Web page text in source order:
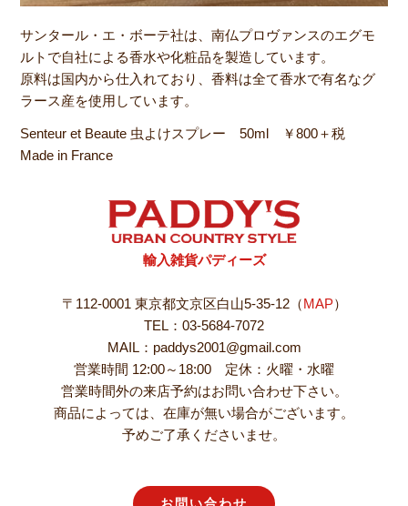
サンタール・エ・ボーテ社は、南仏プロヴァンスのエグモ
ルトで自社による香水や化粧品を製造しています。
原料は国内から仕入れており、香料は全て香水で有名なグ
ラース産を使用しています。
Senteur et Beaute 虫よけスプレー 50ml ￥800＋税
Made in France
輸入雑貨パディーズ
〒112-0001 東京都文京区白山5-35-12（MAP）
TEL：03-5684-7072
MAIL：paddys2001@gmail.com
営業時間 12:00～18:00 定休：火曜・水曜
営業時間外の来店予約はお問い合わせ下さい。
商品によっては、在庫が無い場合がございます。
予めご了承くださいませ。
お問い合わせ